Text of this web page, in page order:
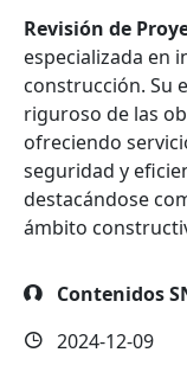
Revisión de
especializada en
construcción. Su
riguroso de las
ofreciendo
seguridad y
destacándose
ámbito
Contenidos
2024-12-09